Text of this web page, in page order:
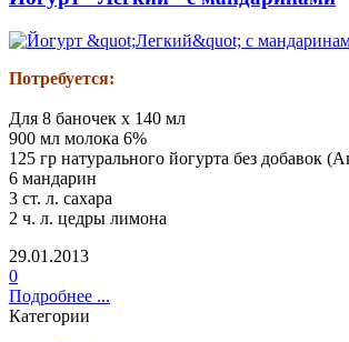
Потребуется:
Для 8 баночек х 140 мл
900 мл молока 6%
125 гр натурального йогурта без добавок
6 мандарин
3 ст. л. сахара
2 ч. л. цедры лимона
29.01.2013
0
Подробнее ...
Категории